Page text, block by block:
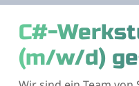
C#-
(m/w/d)